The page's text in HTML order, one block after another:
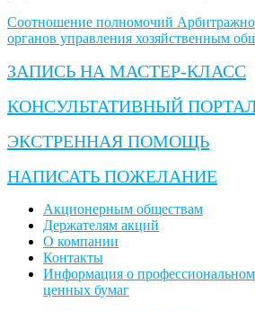
Соотношение полномочий
органов управления хозяйственным
ЗАПИСЬ НА МАСТЕР-КЛАСС
КОНСУЛЬТАТИВНЫЙ
ЭКСТРЕННАЯ ПОМОЩЬ
НАПИСАТЬ ПОЖЕЛАНИЕ
Акционерным обществам
Держателям акций
О компании
Контакты
Информация о
ценных бумаг